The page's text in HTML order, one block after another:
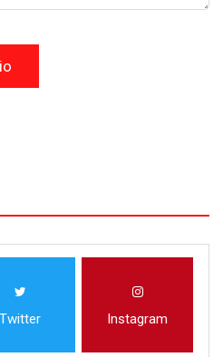
Twitter Instagram